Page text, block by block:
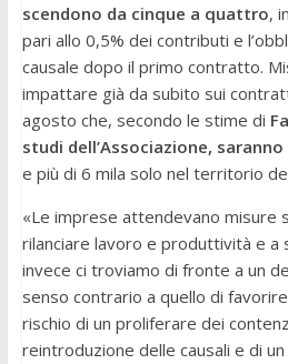
scendono da cinque a quattro,
pari allo 0,5% dei contributi e
causale dopo il primo contratto.
impattare già da subito sui
agosto che, secondo le stime di
studi dell’Associazione,
e più di 6 mila solo nel territorio
«Le imprese attendevano misure
rilanciare lavoro e produttività e a
invece ci troviamo di fronte a un
senso contrario a quello di favorire
rischio di un proliferare dei
reintroduzione delle causali e di